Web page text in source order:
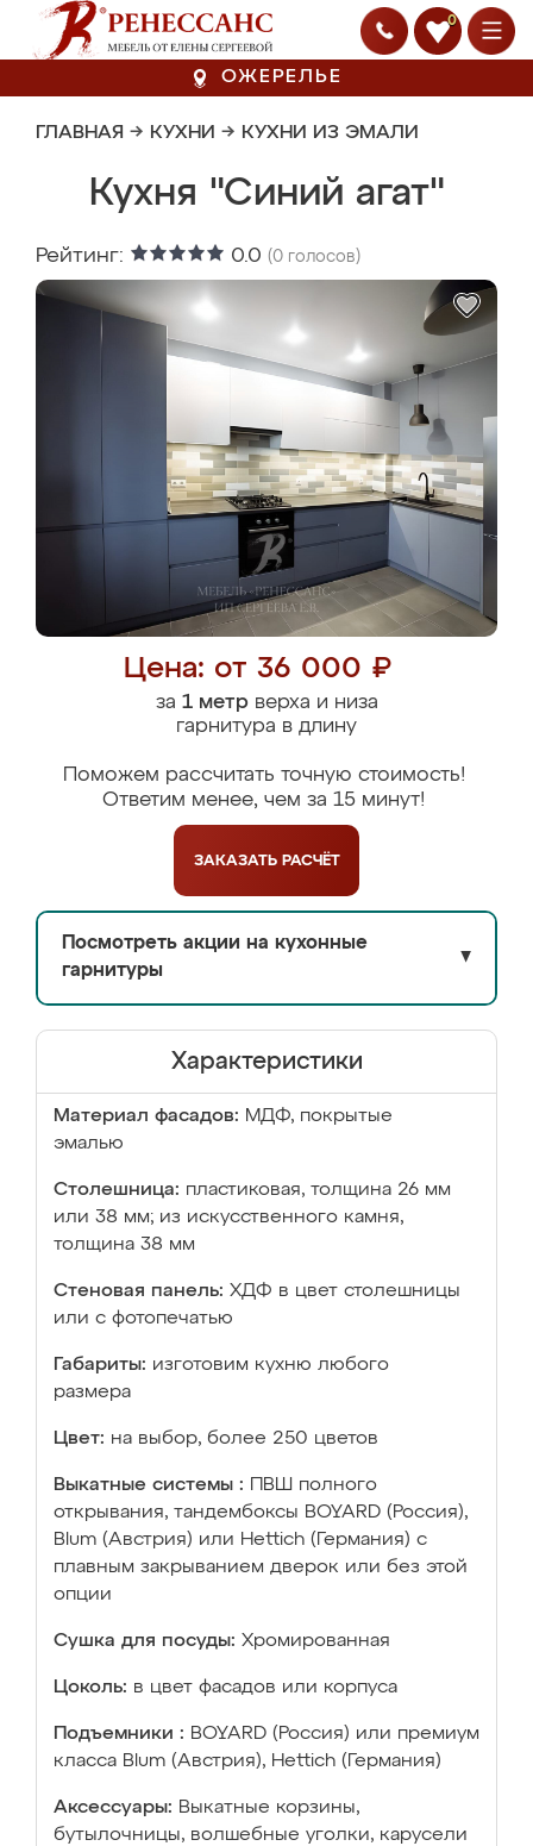
0
ОЖЕРЕЛЬЕ
ГЛАВНАЯ → КУХНИ → КУХНИ ИЗ ЭМАЛИ
Кухня "Синий агат"
Рейтинг: 0.0 (0 голосов)
Цена: от 36 000 ₽
за 1 метрверха и низа
гарнитура в длину
Поможем рассчитать точную стоимость!
Ответим менее, чем за 15 минут!
ЗАКАЗАТЬ РАСЧЁТ
Посмотреть акции на кухонные
гарнитуры
▼
Характеристики
Материал фасадов: МДФ, покрытые
эмалью
Столешница: пластиковая, толщина 26 мм
или 38 мм; из искусственного камня,
толщина 38 мм
Стеновая панель: ХДФ в цвет столешницы
или с фотопечатью
Габариты: изготовим кухню любого
размера
Цвет: на выбор, более 250 цветов
Выкатные системы :
ПВШ полного
открывания, тандембоксы BOYARD (Россия),
Blum (Австрия) или Hettich (Германия) с
плавным закрыванием дверок или без этой
опции
Сушка для посуды: Хромированная
Цоколь: в цвет фасадов или корпуса
Подъемники : BOYARD (Россия) или премиум
класса Blum (Австрия), Hettich (Германия)
Аксессуары: Выкатные корзины,
бутылочницы, волшебные уголки, карусели